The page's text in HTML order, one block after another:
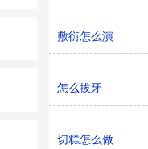
敷衍怎么演
怎么拔牙
切糕怎么做